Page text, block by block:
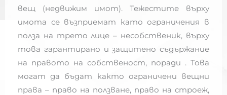
вещ (недвижим имот). Тежестите върху
имота се възприемат като ограничения в
полза на трето лице – несобственик, върху
това гарантирано и защитено съдържание
на правото на собственост, поради . Това
могат да бъдат както ограничени вещни
права – право на ползване, право на строеж,